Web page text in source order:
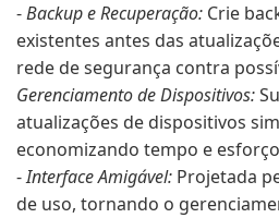
-Backup e Recuperação: Crie
existentes antes das
rede de segurança contra
Gerenciamento de Dispositivos:
atualizações de dispositivos
economizando tempo e
-Interface Amigável: Projetada
de uso, tornando o